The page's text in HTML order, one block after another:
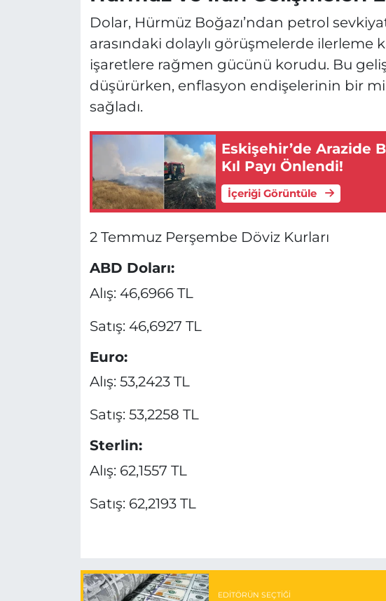
Dolar, Hürmüz Boğazı’ndan petrol
arasındaki dolaylı görüşmelerde ilerleme
işaretlere rağmen gücünü korudu. Bu
düşürürken, enflasyon endişelerinin bir
sağladı.
Eskişehir’de Arazide
Kıl Payı Önlendi!
İçeriği Görüntüle
2 Temmuz Perşembe Döviz Kurları
ABD Doları:
Alış: 46,6966 TL
Satış: 46,6927 TL
Euro:
Alış: 53,2423 TL
Satış: 53,2258 TL
Sterlin:
Alış: 62,1557 TL
Satış: 62,2193 TL
EDITÖRÜN SEÇTIĞI